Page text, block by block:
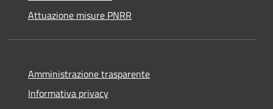
Attuazione misure PNRR
Amministrazione trasparente
Informativa privacy